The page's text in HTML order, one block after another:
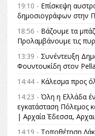
19:10 - Επίσκεψη
δημοσιογράφων στην
18:56 - Βάζουμε τα
Προλαμβάνουμε τις
13:39 - Συνέντευξη
Φουντουκίδη στον
14:44 - Κάλεσμα προς
14:23 - Όλη η Ελλάδα
εγκατάσταση Πόλεμος
| Αρχαία Έδεσσα,
14:19 - Τοποθέτηση